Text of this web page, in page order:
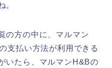
。
の方の中に、マルマン
支払い方法が利用できる
いたら、マルマンH&Bの